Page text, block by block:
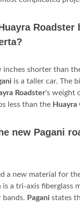
Roadster
inches shorter than
is a taller car. The
Roadster's weight
less than the Huayra
new Pagani
a new material for
a tri-axis fiberglass
Pagani states